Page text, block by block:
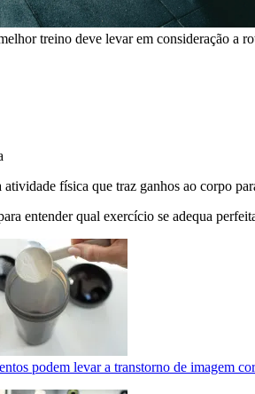
treino deve levar em consideração a
atividade física que traz ganhos ao corpo
entender qual exercício se adequa
podem levar a transtorno de imagem